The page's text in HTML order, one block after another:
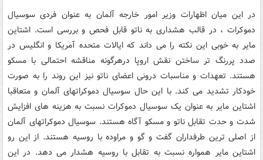
در این میان اظهارات وزیر امور خارجه آلمان به عنوان فردی سوسیال
دموکرات ، در قالب هشداری به ناتو قابل فحص و بررسی است. اشتاین
مایر به خوبی این نکته را می داند که ایالات متحده آمریکا و انگلیس در
صدد پررنگ تر ساختن نقش اروپا درهرگونه مناقشه احتمالی با مسکو
هستند. تعهدات و مناسبات درونی اعضای ناتو نیز این روند را به صورت
خودکار تشدید می کند. با این حال سوسیال دموکراتهای آلمان و متعاقبا
اشتاین مایر به عنوان یک سوسیال دموکرات نسبت به هزینه های افزایش
شدت و حدت تقابل ناتو و مسکو آگاه هستند. سوسیال دموکراتهای آلمان
از اصلی ترین طرفداران گفت و گو و مراوده با روسیه هستند. از این رو
اشتاین مایر همواره نسبت به تقابل با روسیه هشدار می دهد. در این